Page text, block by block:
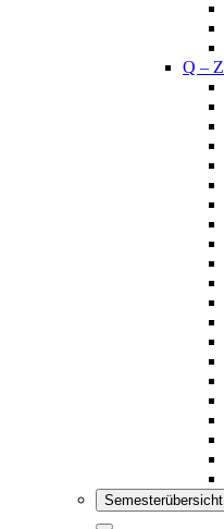
Q – Z
Semesterübersicht